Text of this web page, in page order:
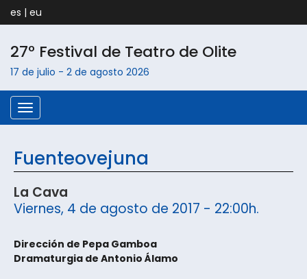
es | eu
27º Festival de Teatro de Olite
17 de julio - 2 de agosto 2026
Menú
Fuenteovejuna
La Cava
Viernes, 4 de agosto de 2017 - 22:00h.
Dirección de Pepa Gamboa
Dramaturgia de Antonio Álamo